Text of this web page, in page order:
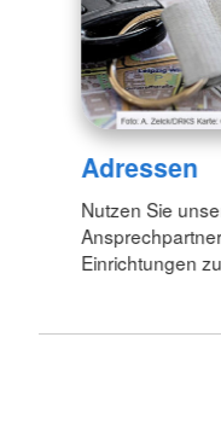
Adressen
Nutzen Sie
Einrichtungen